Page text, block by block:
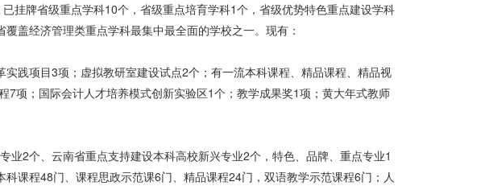
挂牌省级重点学科10个，省级重点培育学科1个，省级优势特色重点建设学科
盖经济管理类重点学科最集中最全面的学校之一。现有：
践项目3项；虚拟教研室建设试点2个；有一流本科课程、精品课程、精品视
项；国际会计人才培养模式创新实验区1个；教学成果奖1项；黄大年式教师
2个、云南省重点支持建设本科高校新兴专业2个，特色、品牌、重点专业1
课程48门、课程思政示范课6门、精品课程24门，双语教学示范课程6门；人